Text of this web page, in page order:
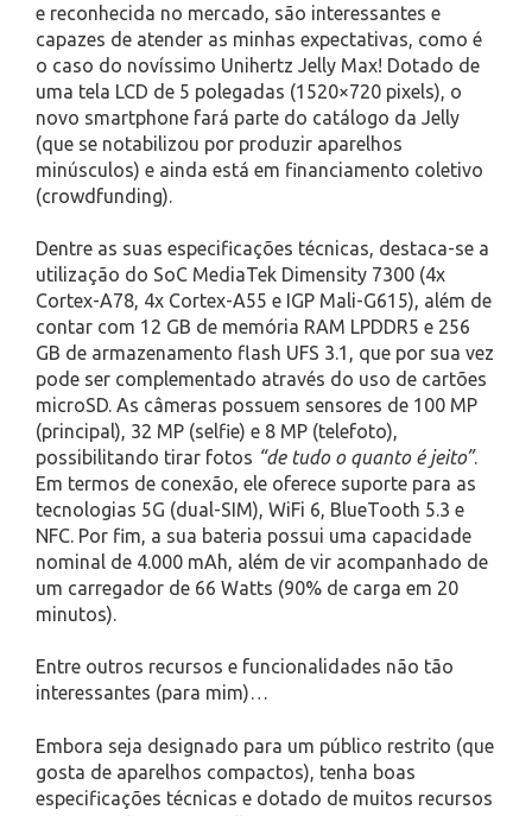
e reconhecida no mercado, são interessantes e
capazes de atender as minhas expectativas, como é
o caso do novíssimo Unihertz Jelly Max! Dotado de
uma tela LCD de 5 polegadas (1520×720 pixels), o
novo smartphone fará parte do catálogo da Jelly
(que se notabilizou por produzir aparelhos
minúsculos) e ainda está em financiamento coletivo
(crowdfunding).
Dentre as suas especificações técnicas, destaca-se a
utilização do SoC MediaTek Dimensity 7300 (4x
Cortex-A78, 4x Cortex-A55 e IGP Mali-G615), além de
contar com 12 GB de memória RAM LPDDR5 e 256
GB de armazenamento flash UFS 3.1, que por sua vez
pode ser complementado através do uso de cartões
microSD. As câmeras possuem sensores de 100 MP
(principal), 32 MP (selfie) e 8 MP (telefoto),
possibilitando tirar fotos “de tudo o quanto é jeito”.
Em termos de conexão, ele oferece suporte para as
tecnologias 5G (dual-SIM), WiFi 6, BlueTooth 5.3 e
NFC. Por fim, a sua bateria possui uma capacidade
nominal de 4.000 mAh, além de vir acompanhado de
um carregador de 66 Watts (90% de carga em 20
minutos).
Entre outros recursos e funcionalidades não tão
interessantes (para mim)…
Embora seja designado para um público restrito (que
gosta de aparelhos compactos), tenha boas
especificações técnicas e dotado de muitos recursos